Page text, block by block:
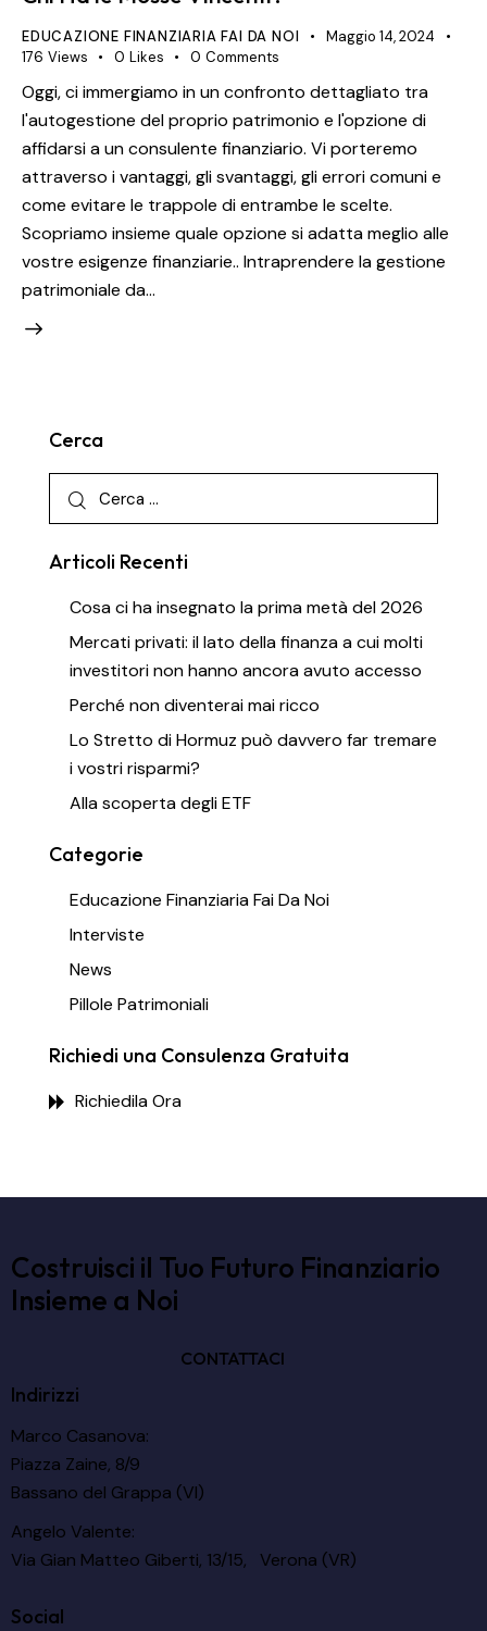
EDUCAZIONE FINANZIARIA FAI DA NOI
Maggio 14, 2024
176 Views 0 Likes 0 Comments
Oggi, ci immergiamo in un confronto dettagliato tra
l'autogestione del proprio patrimonio e l'opzione di
affidarsi a un consulente finanziario. Vi porteremo
attraverso i vantaggi, gli svantaggi, gli errori comuni e
come evitare le trappole di entrambe le scelte.
Scopriamo insieme quale opzione si adatta meglio alle
vostre esigenze finanziarie.. Intraprendere la gestione
patrimoniale da…
Cerca
Articoli Recenti
Cosa ci ha insegnato la prima metà del 2026
Mercati privati: il lato della finanza a cui molti
investitori non hanno ancora avuto accesso
Perché non diventerai mai ricco
Lo Stretto di Hormuz può davvero far tremare
i vostri risparmi?
Alla scoperta degli ETF
Categorie
Educazione Finanziaria Fai Da Noi
Interviste
News
Pillole Patrimoniali
Richiedi una Consulenza Gratuita
Richiedila Ora
Costruisci il Tuo Futuro Finanziario
Insieme a Noi
CONTATTACI
Indirizzi
Marco Casanova:
Piazza Zaine, 8/9
Bassano del Grappa (VI)
Angelo Valente:
Via Gian Matteo Giberti, 13/15, Verona (VR)
Social